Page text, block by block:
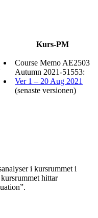
Kurs-PM
Course Memo AE2503
Autumn 2021-51553:
Ver 1 – 20 Aug 2021
(senaste versionen)
i kursrummet i
hittar